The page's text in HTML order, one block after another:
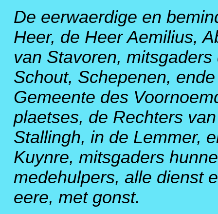
De eerwaerdige en
Heer, de Heer Aemilius,
van Stavoren, mitsgaders
Schout, Schepenen, ende
Gemeente des
plaetses, de Rechters van
Stallingh, in de Lemmer,
Kuynre, mitsgaders hunne
medehulpers, alle dienst
eere, met gonst.